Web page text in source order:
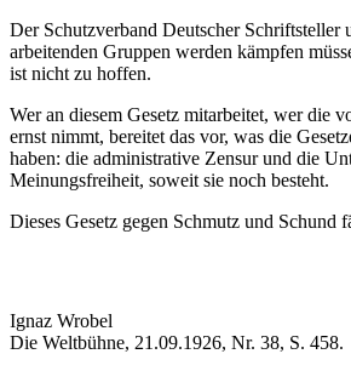
Der Schutzverband Deutscher Schriftsteller
arbeitenden Gruppen werden kämpfen
ist nicht zu hoffen.
Wer an diesem Gesetz mitarbeitet, wer die
ernst nimmt, bereitet das vor, was die
haben: die administrative Zensur und die
Meinungsfreiheit, soweit sie noch besteht.
Dieses Gesetz gegen Schmutz und Schund
Ignaz Wrobel
Die Weltbühne, 21.09.1926, Nr. 38, S. 458.